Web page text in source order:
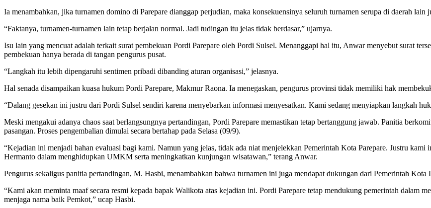
Ia menambahkan, jika turnamen domino di Parepare dianggap perjudian, maka konsekuensinya seluruh turnamen serupa di daerah lain
“Faktanya, turnamen-turnamen lain tetap berjalan normal. Jadi tudingan itu jelas tidak berdasar,” ujarnya.
Isu lain yang mencuat adalah terkait surat pembekuan Pordi Parepare oleh Pordi Sulsel. Menanggapi hal itu, Anwar menyebut surat
pembekuan hanya berada di tangan pengurus pusat.
“Langkah itu lebih dipengaruhi sentimen pribadi dibanding aturan organisasi,” jelasnya.
Hal senada disampaikan kuasa hukum Pordi Parepare, Makmur Raona. Ia menegaskan, pengurus provinsi tidak memiliki hak
“Dalang gesekan ini justru dari Pordi Sulsel sendiri karena menyebarkan informasi menyesatkan. Kami sedang menyiapkan langkah
Meski mengakui adanya chaos saat berlangsungnya pertandingan, Pordi Parepare memastikan tetap bertanggung jawab. Panitia
pasangan. Proses pengembalian dimulai secara bertahap pada Selasa (09/9).
“Kejadian ini menjadi bahan evaluasi bagi kami. Namun yang jelas, tidak ada niat menjelekkan Pemerintah Kota Parepare. Justru
Hermanto dalam menghidupkan UMKM serta meningkatkan kunjungan wisatawan,” terang Anwar.
Pengurus sekaligus panitia pertandingan, M. Hasbi, menambahkan bahwa turnamen ini juga mendapat dukungan dari Pemerintah Kota
“Kami akan meminta maaf secara resmi kepada bapak Walikota atas kejadian ini. Pordi Parepare tetap mendukung pemerintah dalam
menjaga nama baik Pemkot,” ucap Hasbi.